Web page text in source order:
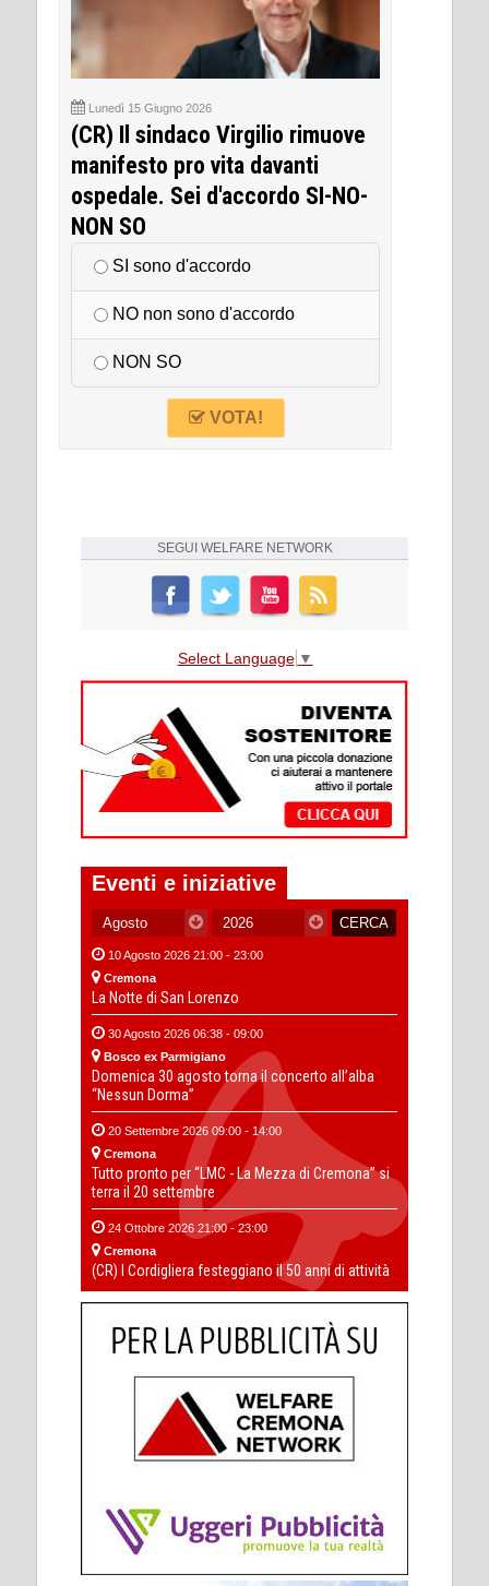
Lunedì 15 Giugno 2026
(CR) Il sindaco Virgilio rimuove
manifesto pro vita davanti
ospedale. Sei d'accordo SI-NO-
NON SO
SI sono d'accordo
NO non sono d'accordo
NON SO
VOTA!
SEGUI WELFARE NETWORK
Select Language ▼
Eventi e iniziative
10 Agosto 2026 21:00 - 23:00
Cremona
La Notte di San Lorenzo
30 Agosto 2026 06:38 - 09:00
Bosco ex Parmigiano
Domenica 30 agosto torna il concerto all’alba
“Nessun Dorma”
20 Settembre 2026 09:00 - 14:00
Cremona
Tutto pronto per “LMC - La Mezza di Cremona” si
terra il 20 settembre
24 Ottobre 2026 21:00 - 23:00
Cremona
(CR) I Cordigliera festeggiano il 50 anni di attività